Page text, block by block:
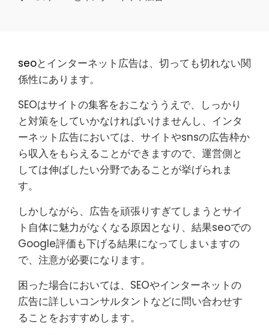
seoとインターネット広告は、切っても切れない関
係性にあります。
SEOはサイトの集客をおこなううえで、しっかり
と対策をしていかなければいけませんし、インタ
ーネット広告においては、サイトやsnsの広告枠か
ら収入をもらえることができますので、運営側と
しては伸ばしたい分野であることが挙げられま
す。
しかしながら、広告を頑張りすぎてしまうとサイ
ト自体に魅力がなくなる原因となり、結果seoでの
Google評価も下げる結果になってしまいますの
で、注意が必要になります。
困った場合においては、SEOやインターネットの
広告に詳しいコンサルタントなどに問い合わせす
ることをおすすめします。